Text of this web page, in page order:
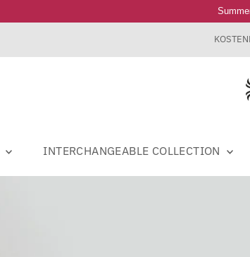
INTERCHANGEABLE COLLECTION